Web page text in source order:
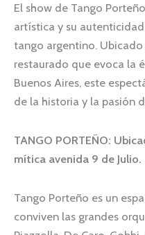
El show de Tango
artística y su
tango argentino.
restaurado que evoca la
Buenos Aires, este
de la historia y la pasión
TANGO PORTEÑO:
mítica avenida 9 de Julio.
Tango Porteño es un
conviven las grandes